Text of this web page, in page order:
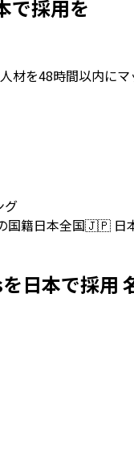
採用を
を48時間以内にマ
グ
国籍日本全国🇯🇵 日
本で採用